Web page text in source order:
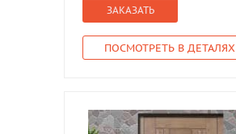
ЗАКАЗАТЬ
ПОСМОТРЕТЬ В ДЕТАЛЯХ